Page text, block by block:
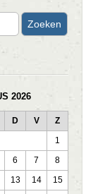
2026
D V
Z
1
6 7
8
13 14
15